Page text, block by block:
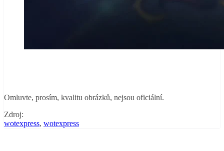
Omluvte, prosím, kvalitu obrázků, nejsou oficiální.
Zdroj:
wotexpress, wotexpress